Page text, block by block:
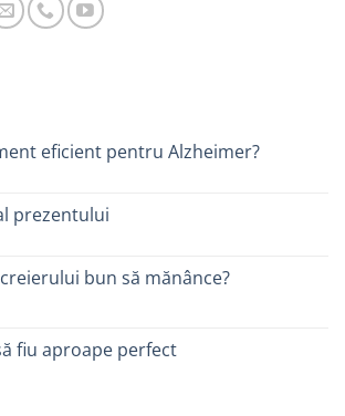
eficient pentru Alzheimer?
prezentului
bun să mănânce?
fiu aproape perfect